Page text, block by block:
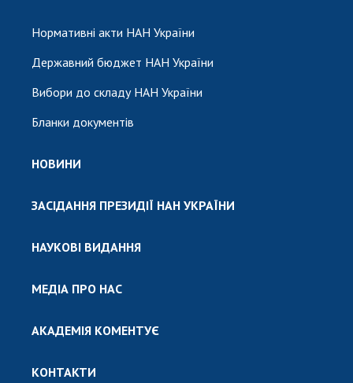
Нормативні акти НАН України
Державний бюджет НАН України
Вибори до складу НАН України
Бланки документів
НОВИНИ
ЗАСІДАННЯ ПРЕЗИДІЇ НАН УКРАЇНИ
НАУКОВІ ВИДАННЯ
МЕДІА ПРО НАС
АКАДЕМІЯ КОМЕНТУЄ
КОНТАКТИ